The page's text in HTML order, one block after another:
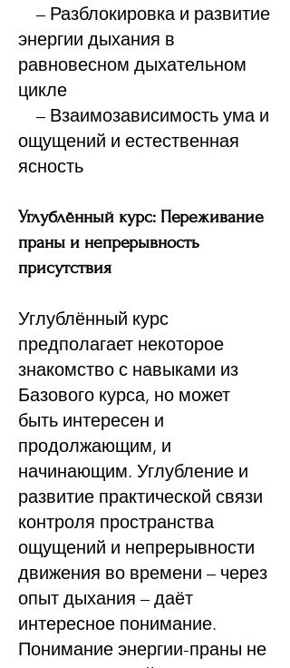
– Разблокировка и развитие
энергии дыхания в
равновесном дыхательном
цикле
– Взаимозависимость ума и
ощущений и естественная
ясность
Углублённый курс: Переживание
праны и непрерывность
присутствия
Углублённый курс
предполагает некоторое
знакомство с навыками из
Базового курса, но может
быть интересен и
продолжающим, и
начинающим. Углубление и
развитие практической связи
контроля пространства
ощущений и непрерывности
движения во времени – через
опыт дыхания – даёт
интересное понимание.
Понимание энергии-праны не